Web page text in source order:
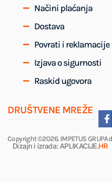
Načini plaćanja
Dostava
Povrati i reklamacije
Izjava o sigurnosti
Raskid ugovora
DRUŠTVENE MREŽE
Copyright ©2026. IMPETUS GRUPA
Dizajn i izrada: APLIKACIJE.HR